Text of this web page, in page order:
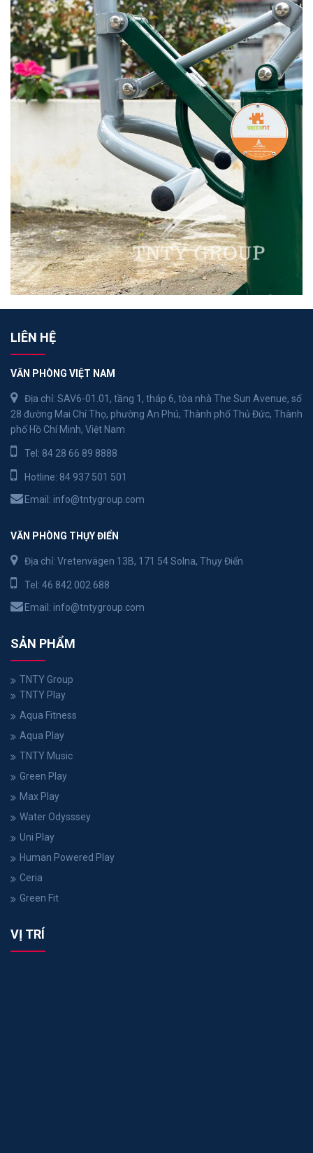
LIÊN HỆ
VĂN PHÒNG VIỆT NAM
Địa chỉ: SAV6-01.01, tầng 1, tháp 6, tòa nhà The Sun Avenue, số
28 đường Mai Chí Thọ, phường An Phú, Thành phố Thủ Đức, Thành
phố Hồ Chí Minh, Việt Nam
Tel: 84 28 66 89 8888
Hotline: 84 937 501 501
Email: info@tntygroup.com
VĂN PHÒNG THỤY ĐIỂN
Địa chỉ: Vretenvägen 13B, 171 54 Solna, Thụy Điển
Tel: 46 842 002 688
Email: info@tntygroup.com
SẢN PHẨM
TNTY Group
TNTY Play
Aqua Fitness
Aqua Play
TNTY Music
Green Play
Max Play
Water Odysssey
Uni Play
Human Powered Play
Ceria
Green Fit
VỊ TRÍ